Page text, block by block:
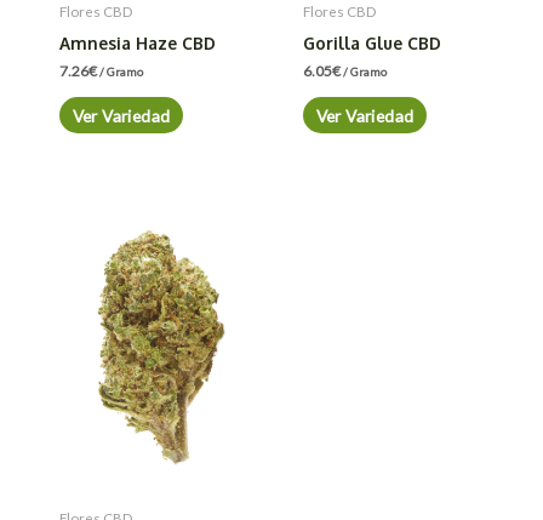
Flores CBD
Amnesia Haze CBD
7.26€/ Gramo
Ver Variedad
Flores CBD
Gorilla Glue CBD
6.05€/ Gramo
Ver Variedad